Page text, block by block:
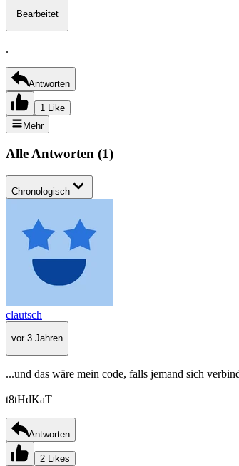
Bearbeitet
.
Antworten
1 Like
Mehr
Alle Antworten (1)
Chronologisch
clautsch
vor 3 Jahren
...und das wäre mein code, falls jemand sich
t8tHdKaT
Antworten
2 Likes